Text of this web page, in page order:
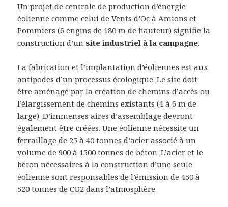
Un projet de centrale de production d’énergie
éolienne comme celui de Vents d’Oc à Amions et
Pommiers (6 engins de 180 m de hauteur) signifie la
construction d’unsite industriel à la campagne.
La fabrication et l’implantation d’éoliennes est aux
antipodes d’un processus écologique. Le site doit
être aménagé par la création de chemins d’accès ou
l’élargissement de chemins existants (4 à 6 m de
large). D’immenses aires d’assemblage devront
également être créées. Une éolienne nécessite un
ferraillage de 25 à 40 tonnes d’acier associé à un
volume de 900 à 1500 tonnes de béton. L’acier et le
béton nécessaires à la construction d’une seule
éolienne sont responsables de l’émission de 450 à
520 tonnes de CO2 dans l’atmosphère.